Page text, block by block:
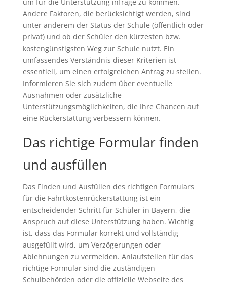
Andere Faktoren, die berücksichtigt werden, sind
unter anderem der Status der Schule (öffentlich oder
privat) und ob der Schüler den kürzesten bzw.
kostengünstigsten Weg zur Schule nutzt. Ein
umfassendes Verständnis dieser Kriterien ist
essentiell, um einen erfolgreichen Antrag zu stellen.
Informieren Sie sich zudem über eventuelle
Ausnahmen oder zusätzliche
Unterstützungsmöglichkeiten, die Ihre Chancen auf
eine Rückerstattung verbessern können.
Das richtige Formular finden
und ausfüllen
Das Finden und Ausfüllen des richtigen Formulars
für die Fahrtkostenrückerstattung ist ein
entscheidender Schritt für Schüler in Bayern, die
Anspruch auf diese Unterstützung haben. Wichtig
ist, dass das Formular korrekt und vollständig
ausgefüllt wird, um Verzögerungen oder
Ablehnungen zu vermeiden. Anlaufstellen für das
richtige Formular sind die zuständigen
Schulbehörden oder die offizielle Webseite des